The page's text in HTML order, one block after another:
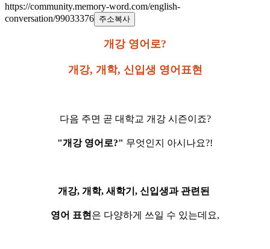
https://community.memory-word.com/english-
conversation/99033376 주소복사
개강 영어로?
개강, 개학, 신입생 영어표현
다음 주면 곧 대학교 개강 시즌이죠?
"개강 영어로?" 무엇인지 아시나요?!
개강, 개학, 새학기, 신입생과 관련된
영어 표현 은 다양하게 쓰일 수 있는데요,